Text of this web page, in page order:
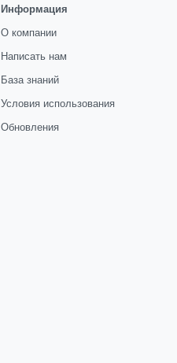
Информация
О компании
Написать нам
База знаний
Условия использования
Обновления